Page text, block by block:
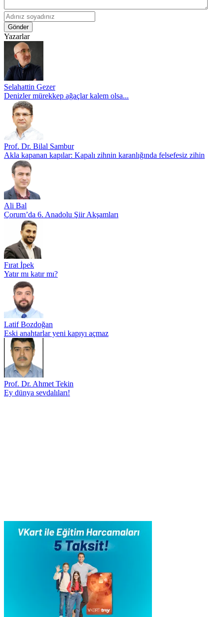
Gönder
Yazarlar
Selahattin Gezer
Denizler mürekkep ağaçlar kalem olsa...
Prof. Dr. Bilal Sambur
Akla kapanan kapılar: Kapalı zihnin karanlığında felsefesiz zihin
Ali Bal
Çorum’da 6. Anadolu Şiir Akşamları
Fırat İpek
Yatır mı katır mı?
Latif Bozdoğan
Eski anahtarlar yeni kapıyı açmaz
Prof. Dr. Ahmet Tekin
Ey dünya sevdalıları!